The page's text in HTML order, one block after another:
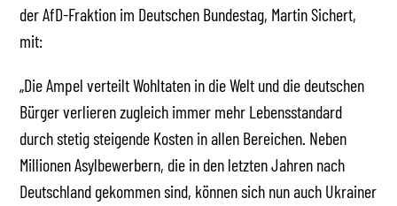
der AfD-Fraktion im Deutschen Bundestag, Martin Sichert,
mit:
„Die Ampel verteilt Wohltaten in die Welt und die deutschen
Bürger verlieren zugleich immer mehr Lebensstandard
durch stetig steigende Kosten in allen Bereichen. Neben
Millionen Asylbewerbern, die in den letzten Jahren nach
Deutschland gekommen sind, können sich nun auch Ukrainer